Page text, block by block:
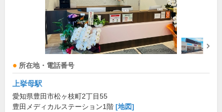
所在地・電話番号
上挙母駅
愛知県豊田市松ヶ枝町2丁目55
豊田メディカルステーション1階 [地図]